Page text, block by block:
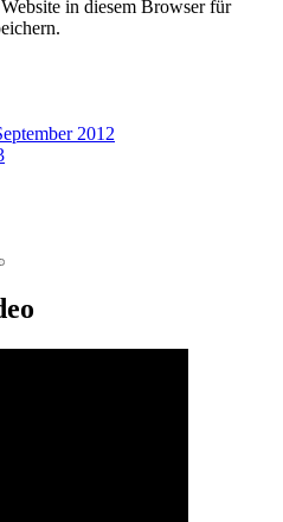
in diesem Browser für
2012